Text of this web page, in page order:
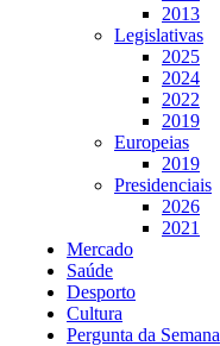
2013
Legislativas
2025
2024
2022
2019
Europeias
2019
Presidenciais
2026
2021
Mercado
Saúde
Desporto
Cultura
Pergunta da Semana